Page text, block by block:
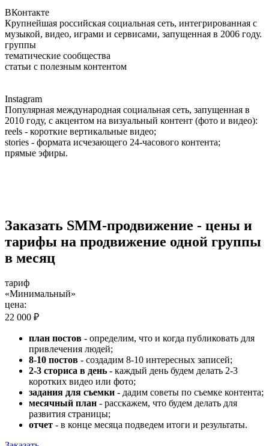
ВКонтакте
Крупнейшая российская социальная сеть, интегрированная с
музыкой, видео, играми и сервисами, запущенная в 2006 году.
группы
тематические сообщества
статьи с полезным контентом
Instagram
Популярная международная социальная сеть, запущенная в
2010 году, с акцентом на визуальный контент (фото и видео):
reels - короткие вертикальные видео;
stories - формата исчезающего 24-часового контента;
прямые эфиры.
Заказать SMM-продвижение - цены и
тарифы на продвижение одной группы
в месяц
тариф
«Минимальный»
цена:
22 000 ₽
план постов - определим, что и когда публиковать для
привлечения людей;
8-10 постов - создадим 8-10 интересных записей;
2-3 сториса в день - каждый день будем делать 2-3
коротких видео или фото;
задания для съемки - дадим советы по съемке контента;
месячный план - расскажем, что будем делать для
развития страницы;
отчет - в конце месяца подведем итоги и результаты.